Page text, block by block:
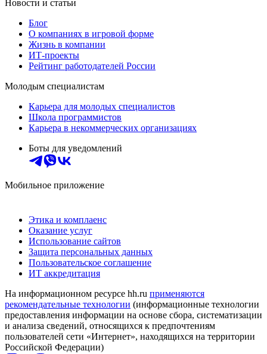
Новости и статьи
Блог
О компаниях в игровой форме
Жизнь в компании
ИТ-проекты
Рейтинг работодателей России
Молодым специалистам
Карьера для молодых специалистов
Школа программистов
Карьера в некоммерческих организациях
Боты для уведомлений
Мобильное приложение
Этика и комплаенс
Оказание услуг
Использование сайтов
Защита персональных данных
Пользовательское соглашение
ИТ аккредитация
На информационном ресурсе hh.ru применяются
рекомендательные технологии (информационные технологии
предоставления информации на основе сбора, систематизации
и анализа сведений, относящихся к предпочтениям
пользователей сети «Интернет», находящихся на территории
Российской Федерации)